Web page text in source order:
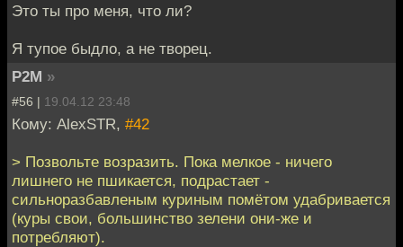
Это ты про меня, что ли?
Я тупое быдло, а не творец.
P2M »
#56 | 19.04.12 23:48
Кому: AlexSTR, #42
> Позвольте возразить. Пока мелкое - ничего
лишнего не пшикается, подрастает -
сильноразбавленым куриным помётом удабривается
(куры свои, большинство зелени они-же и
потребляют).